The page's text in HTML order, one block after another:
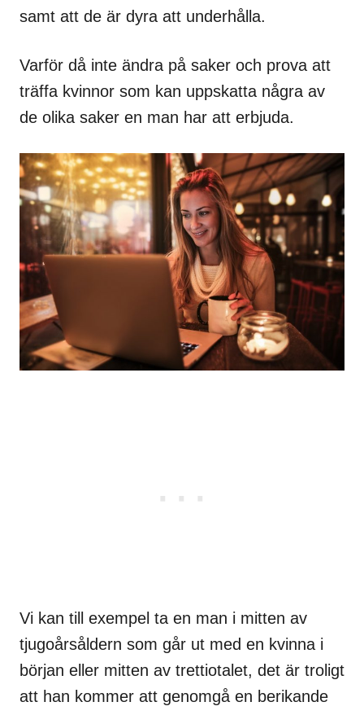
samt att de är dyra att underhålla.
Varför då inte ändra på saker och prova att
träffa kvinnor som kan uppskatta några av
de olika saker en man har att erbjuda.
Vi kan till exempel ta en man i mitten av
tjugoårsåldern som går ut med en kvinna i
början eller mitten av trettiotalet, det är troligt
att han kommer att genomgå en berikande